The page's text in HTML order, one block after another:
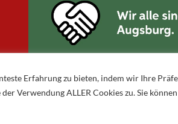
Erfahrung zu bieten, indem wir Ihre
Verwendung ALLER Cookies zu. Sie